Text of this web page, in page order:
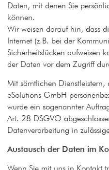
Daten, mit denen Sie
können.
Wir weisen darauf hin, dass
Internet (z.B. bei der
Sicherheitslücken aufweisen
der Daten vor dem Zugriff
Mit sämtlichen
eSolutions GmbH
wurde ein sogenannter
Art. 28 DSGVO
Datenverarbeitung in
Austausch der Daten im
Wenn Sie mit uns in Kontakt